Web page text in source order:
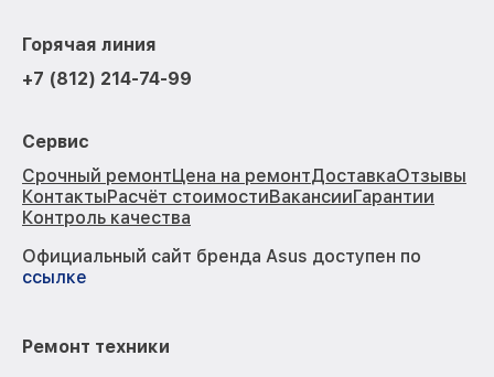
Горячая линия
+7 (812) 214-74-99
Сервис
Срочный ремонтЦена на ремонтДоставкаОтзывы
КонтактыРасчёт стоимостиВакансииГарантии
Контроль качества
Официальный сайт бренда Asus доступен по
ссылке
Ремонт техники